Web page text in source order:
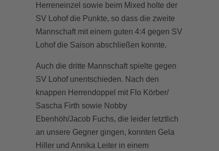
Herreneinzel sowie beim Mixed holte der
SV Lohof die Punkte, so dass die zweite
Mannschaft mit einem guten 4:4 gegen SV
Lohof die Saison abschließen konnte.
Auch die dritte Mannschaft spielte gegen
SV Lohof unentschieden. Nach den
knappen Herrendoppel mit Flo Körber/
Sascha Firth sowie Nobby
Ebenhöh/Jacob Fuchs, die leider letztlich
an unsere Gegner gingen, konnten Gela
Hiller und Annika Leiter in einem